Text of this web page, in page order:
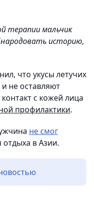
терапии мальчик
историю,
что укусы летучих
не оставляют
с кожей лица
профилактики.
не смог
в Азии.